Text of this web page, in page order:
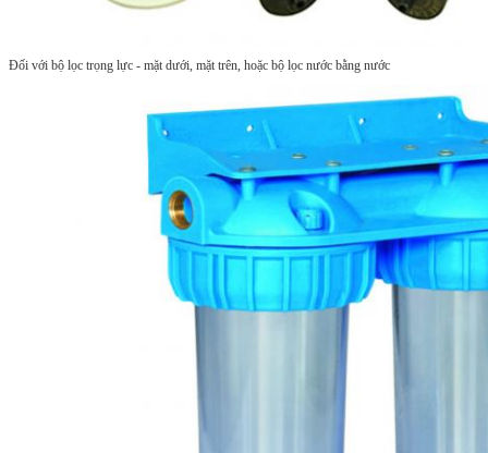
Đối với bộ lọc trọng lực - mặt dưới, mặt trên, hoặc bộ lọc nước bằng nước